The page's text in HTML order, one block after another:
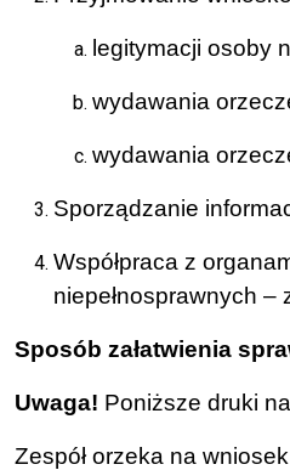
legitymacji osoby
wydawania
wydawania
Sporządzanie
Współpraca z
niepełnosprawnych –
Sposób załatwienia
Uwaga! Poniższe druki
Zespół orzeka na